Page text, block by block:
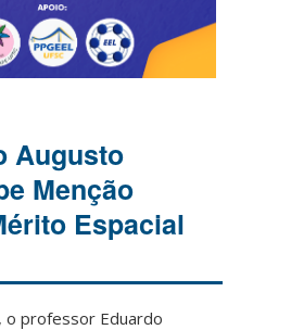
Augusto
Menção
Espacial
professor Eduardo